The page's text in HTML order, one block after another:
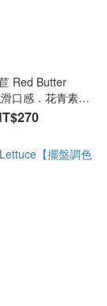
Red Butter
口感．花青素補
】200g